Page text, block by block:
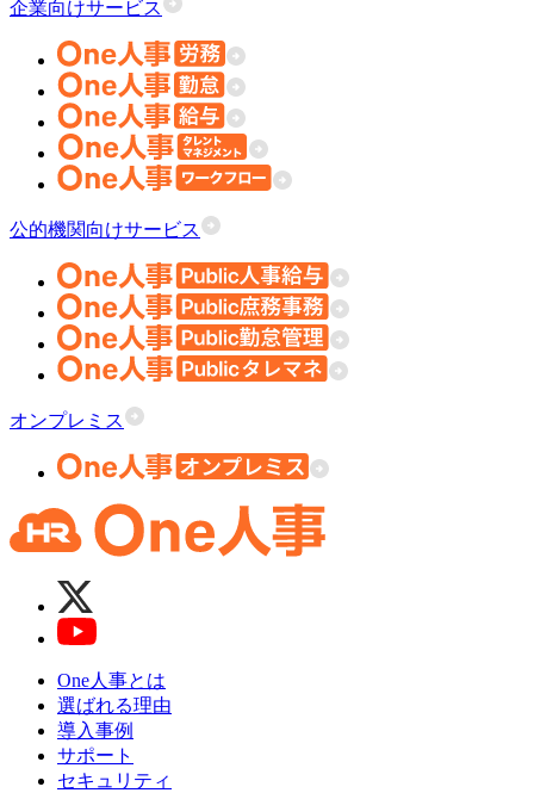
企業向けサービス
公的機関向けサービス
オンプレミス
One人事とは
選ばれる理由
導入事例
サポート
セキュリティ